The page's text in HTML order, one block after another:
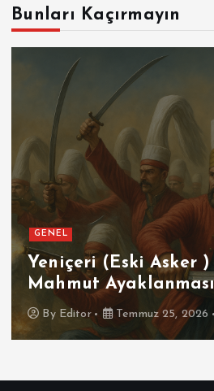
Bunları Kaçırmayın
GENEL SPOR
Futbolun Zirvesinde
İspanya
By Editor Temmuz 16, 2026